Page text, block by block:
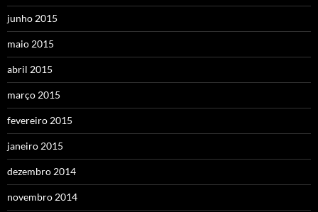
junho 2015
maio 2015
abril 2015
março 2015
fevereiro 2015
janeiro 2015
dezembro 2014
novembro 2014